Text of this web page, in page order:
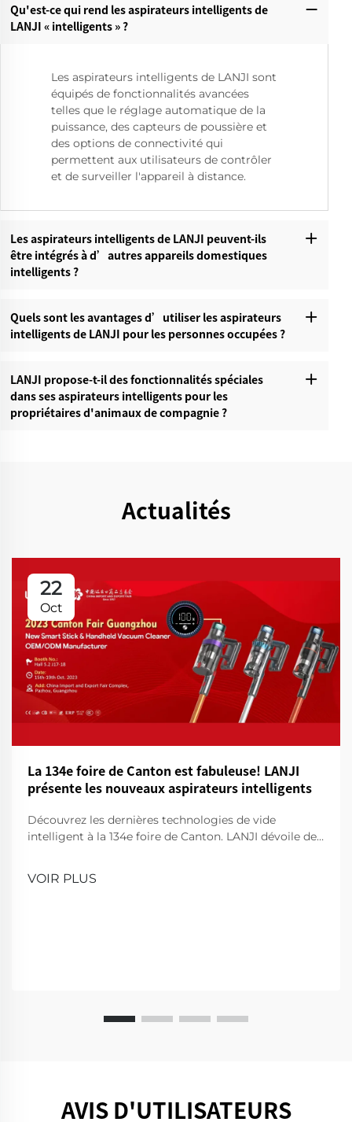
Qu'est-ce qui rend les aspirateurs intelligents de
LANJI « intelligents » ?
Les aspirateurs intelligents de LANJI sont
équipés de fonctionnalités avancées
telles que le réglage automatique de la
puissance, des capteurs de poussière et
des options de connectivité qui
permettent aux utilisateurs de contrôler
et de surveiller l'appareil à distance.
Les aspirateurs intelligents de LANJI peuvent-ils
être intégrés à d’autres appareils domestiques
intelligents ?
Quels sont les avantages d’utiliser les aspirateurs
intelligents de LANJI pour les personnes occupées ?
LANJI propose-t-il des fonctionnalités spéciales
dans ses aspirateurs intelligents pour les
propriétaires d'animaux de compagnie ?
Actualités
22
Oct
La 134e foire de Canton est fabuleuse! LANJI
présente les nouveaux aspirateurs intelligents
Découvrez les dernières technologies de vide
intelligent à la 134e foire de Canton. LANJI dévoile des
une démonstration!
VOIR PLUS
AVIS D'UTILISATEURS